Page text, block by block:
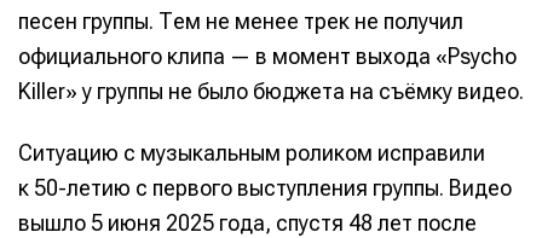
песен группы. Тем не менее трек не получил
официального клипа — в момент выхода «Psycho
Killer» у группы не было бюджета на съёмку видео.
Ситуацию с музыкальным роликом исправили
к 50-летию с первого выступления группы. Видео
вышло 5 июня 2025 года, спустя 48 лет после